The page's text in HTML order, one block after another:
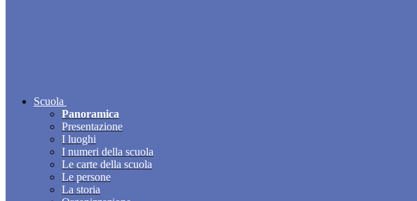
Scuola
Panoramica
Presentazione
I luoghi
I numeri della scuola
Le carte della scuola
Le persone
La storia